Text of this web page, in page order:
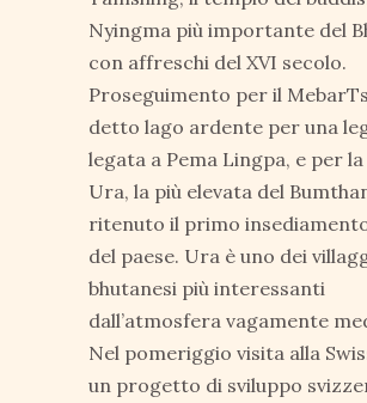
Nyingma più importante del
con affreschi del XVI secolo.
Proseguimento per il
detto lago ardente per una
legata a Pema Lingpa, e per la
Ura, la più elevata del
ritenuto il primo
del paese. Ura è uno dei
bhutanesi più interessanti
dall’atmosfera vagamente
Nel pomeriggio visita alla
un progetto di sviluppo